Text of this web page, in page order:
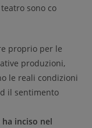
sono co
proprio per le
produzioni,
le reali condizioni
il sentimento
inciso nel